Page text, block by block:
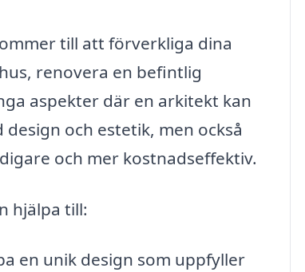
till att förverkliga dina
renovera en befintlig
aspekter där en arkitekt kan
och estetik, men också
och mer kostnadseffektiv.
hjälpa till:
en unik design som uppfyller